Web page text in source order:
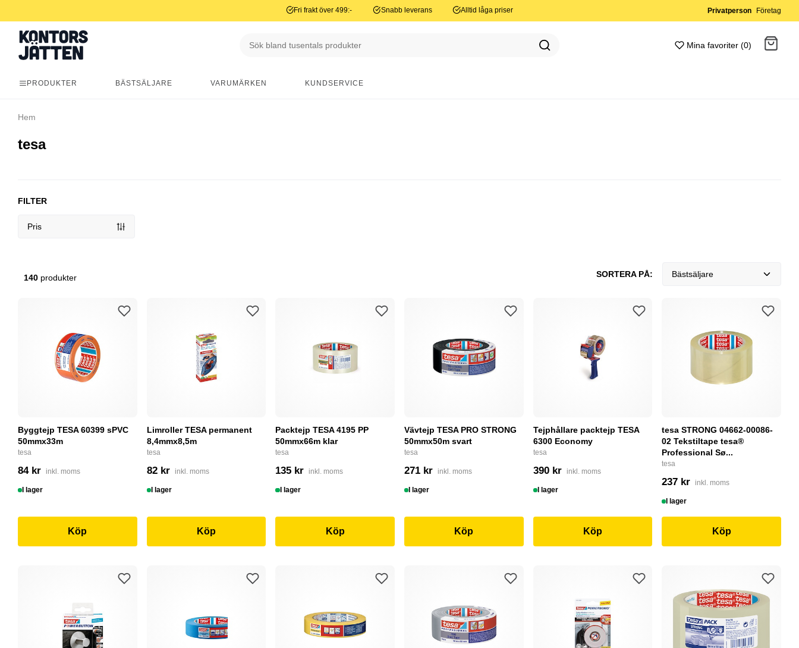
Fri frakt över 499:- Snabb leverans Alltid låga priser Privatperson Företag
Mina favoriter (0)
PRODUKTER BÄSTSÄLJARE VARUMÄRKEN KUNDSERVICE
Hem
tesa
FILTER
Pris
SORTERA PÅ: Bästsäljare
140 produkter
Byggtejp TESA 60399 sPVC
50mmx33m
tesa
84 kr inkl. moms
I lager
Köp
Limroller TESA permanent
8,4mmx8,5m
tesa
82 kr inkl. moms
I lager
Köp
Packtejp TESA 4195 PP
50mmx66m klar
tesa
135 kr inkl. moms
I lager
Köp
Vävtejp TESA PRO STRONG
50mmx50m svart
tesa
271 kr inkl. moms
I lager
Köp
Tejphållare packtejp TESA
6300 Economy
tesa
390 kr inkl. moms
I lager
Köp
tesa STRONG 04662-00086-
02 Tekstiltape tesa®
Professional Sø...
tesa
237 kr inkl. moms
I lager
Köp